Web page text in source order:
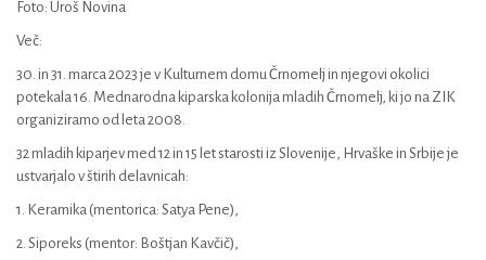
Foto: Uroš Novina
Več:
30. in 31. marca 2023 je v Kulturnem domu Črnomelj in njegovi okolici
potekala 16. Mednarodna kiparska kolonija mladih Črnomelj, ki jo na ZIK
organiziramo od leta 2008.
32 mladih kiparjev med 12 in 15 let starosti iz Slovenije, Hrvaške in Srbije je
ustvarjalo v štirih delavnicah:
1. Keramika (mentorica: Satya Pene),
2. Siporeks (mentor: Boštjan Kavčič),